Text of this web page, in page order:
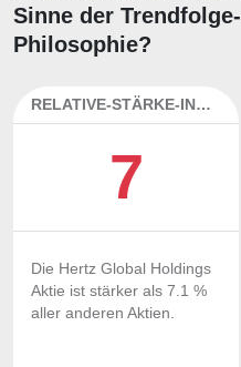
Sinne der Trendfolge-
Philosophie?
RELATIVE-STÄRKE-INDEX
7
Die Hertz Global Holdings
Aktie ist stärker als 7.1 %
aller anderen Aktien.